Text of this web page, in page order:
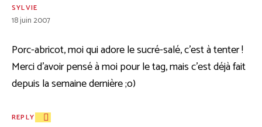
SYLVIE
18 juin 2007
Porc-abricot, moi qui adore le sucré-salé, c’est à tenter !
Merci d’avoir pensé à moi pour le tag, mais c’est déjà fait
depuis la semaine dernière ;o)
REPLY